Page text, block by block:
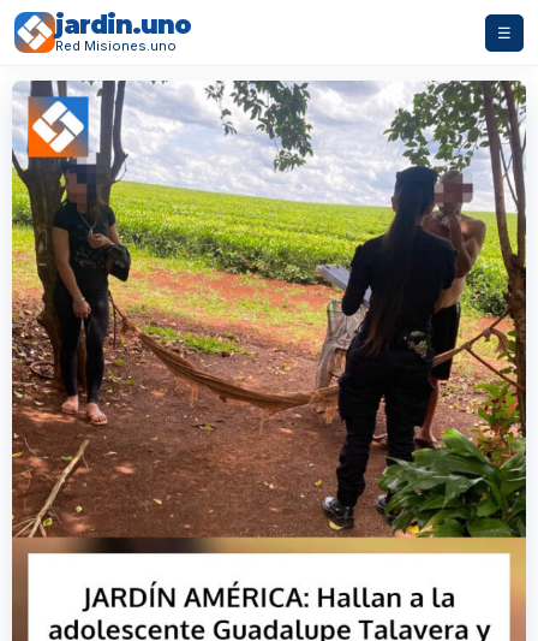
jardin.uno
Red Misiones.uno
☰